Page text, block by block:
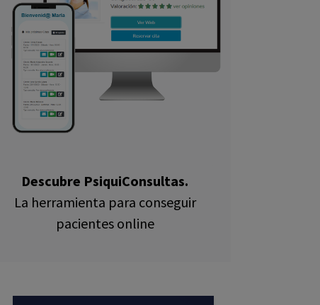
Descubre PsiquiConsultas.
La herramienta para conseguir
pacientes online